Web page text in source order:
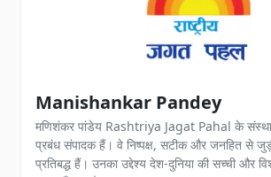
Manishankar Pandey
मणिशंकर पांडेय Rashtriya Jagat Pahal के
प्रबंध संपादक हैं। वे निष्पक्ष, सटीक और जनहित से
प्रतिबद्ध हैं। उनका उद्देश्य देश-दुनिया की सच्ची और